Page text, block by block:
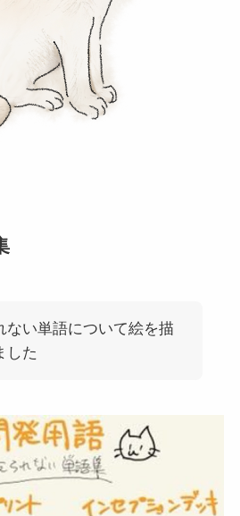
ない単語について絵を描
した